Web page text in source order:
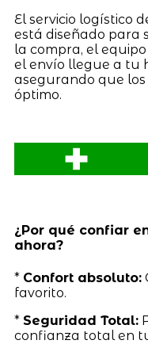
El servicio logístico
está diseñado para
la compra, el
el envío llegue a tu
asegurando que
óptimo.
¿Por qué confiar
ahora?
* Confort absoluto:
favorito.
* Seguridad Total:
confianza total en